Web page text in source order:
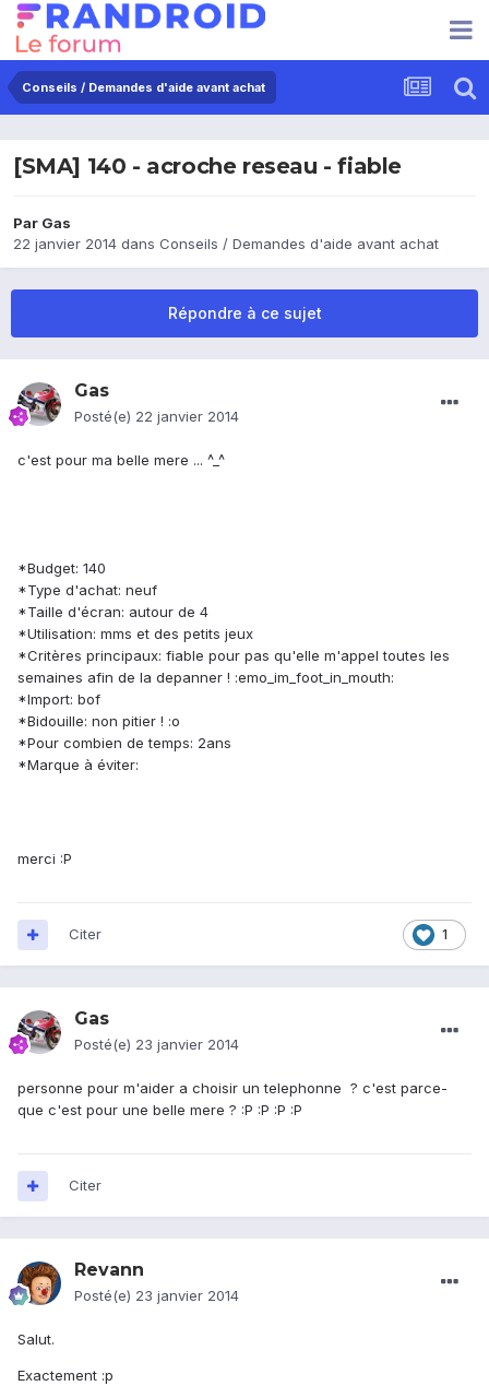
Conseils / Demandes d'aide avant achat
[SMA] 140 - acroche reseau - fiable
Par Gas
22 janvier 2014 dans Conseils / Demandes d'aide avant achat
Répondre à ce sujet
Gas
Posté(e) 22 janvier 2014
c'est pour ma belle mere ... ^_^
*Budget: 140
*Type d'achat: neuf
*Taille d'écran: autour de 4
*Utilisation: mms et des petits jeux
*Critères principaux: fiable pour pas qu'elle m'appel toutes les
semaines afin de la depanner ! :emo_im_foot_in_mouth:
*Import: bof
*Bidouille: non pitier ! :o
*Pour combien de temps: 2ans
*Marque à éviter:
merci :P
1
Citer
Gas
Posté(e) 23 janvier 2014
personne pour m'aider a choisir un telephonne ? c'est parce-
que c'est pour une belle mere ? :P :P :P :P
Citer
Revann
Posté(e) 23 janvier 2014
Salut.
Exactement :p